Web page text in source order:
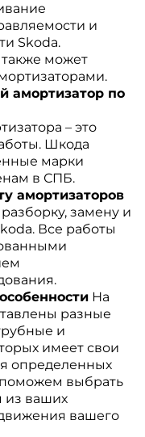
и
Skoda.
может
амортизатор по
– это
Шкода
марки
в СПБ.
амортизаторов
замену и
Все работы
На
разные
и
имеет свои
определенных
выбрать
из ваших
вашего